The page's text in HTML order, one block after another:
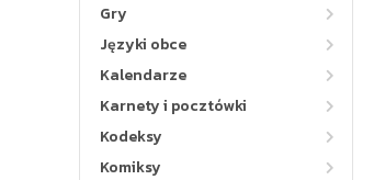
Gry
Języki obce
Kalendarze
Karnety i pocztówki
Kodeksy
Komiksy